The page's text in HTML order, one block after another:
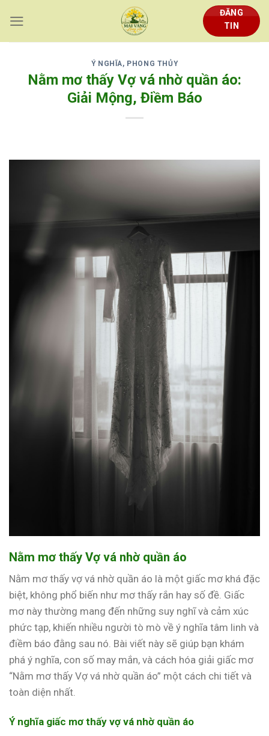
content
ĐĂNG
TIN
Ý NGHĨA, PHONG THỦY
Nằm mơ thấy Vợ vá nhờ quần áo:
Giải Mộng, Điềm Báo
Nằm mơ thấy Vợ vá nhờ quần áo
Nằm mơ thấy vợ vá nhờ quần áo là một giấc mơ khá đặc
biệt, không phổ biến như mơ thấy rắn hay số đề. Giấc
mơ này thường mang đến những suy nghĩ và cảm xúc
phức tạp, khiến nhiều người tò mò về ý nghĩa tâm linh và
điềm báo đằng sau nó. Bài viết này sẽ giúp bạn khám
phá ý nghĩa, con số may mắn, và cách hóa giải giấc mơ
“Nằm mơ thấy Vợ vá nhờ quần áo” một cách chi tiết và
toàn diện nhất.
Ý nghĩa giấc mơ thấy vợ vá nhờ quần áo